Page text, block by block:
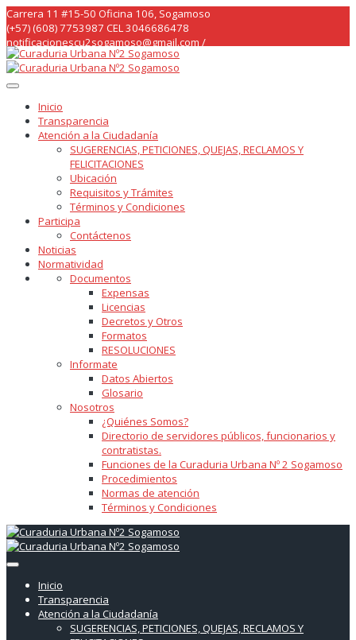
Skip
to
content
Carrera 11 #15-50 Oficina 106, Sogamoso
(+57) (608) 7753987 CEL 3046686478
notificacionescu2sogamoso@gmail.com /
curaduria2sogamoso@gmail.com /
Inicio
Transparencia
Atención a la Ciudadanía
SUGERENCIAS, PETICIONES, QUEJAS, RECLAMOS Y
FELICITACIONES
Ubicación
Requisitos y Trámites
Términos y Condiciones
Participa
Contáctenos
Noticias
Normatividad
Documentos
Expensas
Licencias
Decretos y Otros
Formatos
RESOLUCIONES
Informate
Datos Abiertos
Glosario
Nosotros
¿Quiénes Somos?
Directorio de servidores públicos, funcionarios y
contratistas.
Funciones de la Curaduria Urbana Nº 2 Sogamoso
Procedimientos
Normas de atención
Términos y Condiciones
Inicio
Transparencia
Atención a la Ciudadanía
SUGERENCIAS, PETICIONES, QUEJAS, RECLAMOS Y